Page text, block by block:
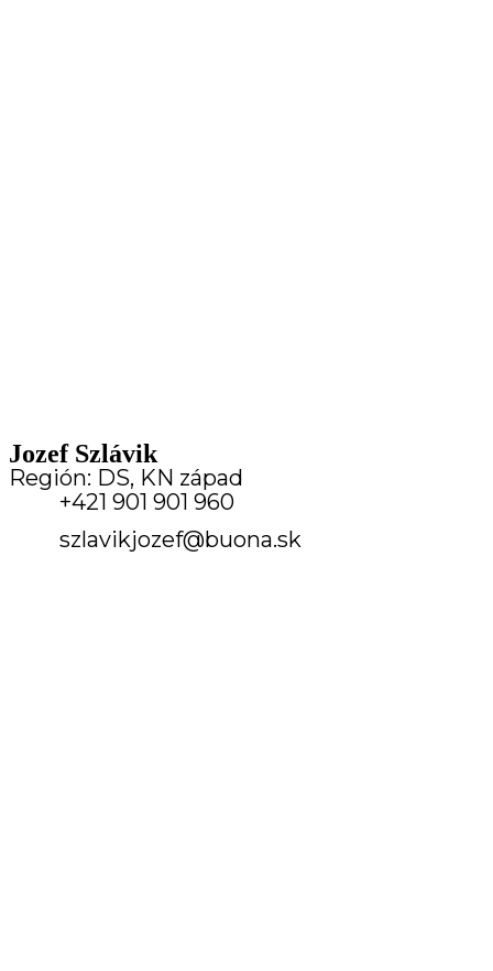
Jozef Szlávik
Región: DS, KN západ
+421 901 901 960
szlavikjozef@buona.sk